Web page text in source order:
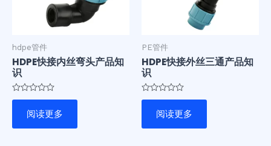
hdpe管件
HDPE快接内丝弯头产品知
识
评
5
阅读更多
PE管件
HDPE快接外丝三通产品知
识
评
5
阅读更多